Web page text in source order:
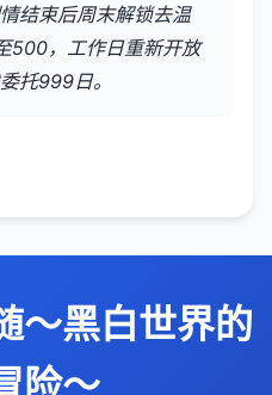
结束后周末解锁去温
500，工作日重新开放
托999日。
～黑白世界的
险～